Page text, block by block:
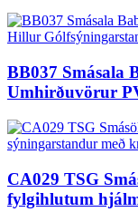
BB037 Smásala
Umhirðuvörur
CA029 TSG
fylgihlutum